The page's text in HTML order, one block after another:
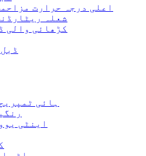
اعلی درجہ حرارت
شعلہ
کڑھائی والی
ہائی
اینٹی